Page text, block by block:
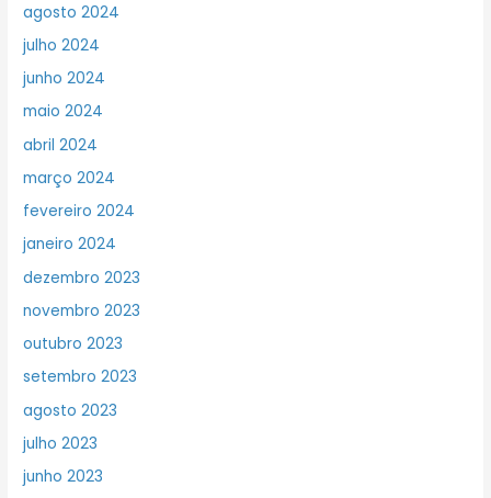
agosto 2024
julho 2024
junho 2024
maio 2024
abril 2024
março 2024
fevereiro 2024
janeiro 2024
dezembro 2023
novembro 2023
outubro 2023
setembro 2023
agosto 2023
julho 2023
junho 2023